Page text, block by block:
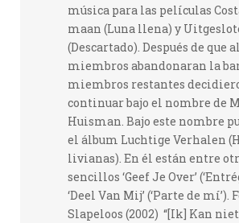
música para las películas
maan (Luna llena) y
(Descartado). Después de que
miembros abandonaran la
miembros restantes
continuar bajo el nombre de
Huisman. Bajo este nombre
el álbum Luchtige Verhalen
livianas). En él están entre
sencillos ‘Geef Je Over’
‘Deel Van Mij’ (‘Parte de mí’).
Slapeloos (2002) “[Ik] Kan